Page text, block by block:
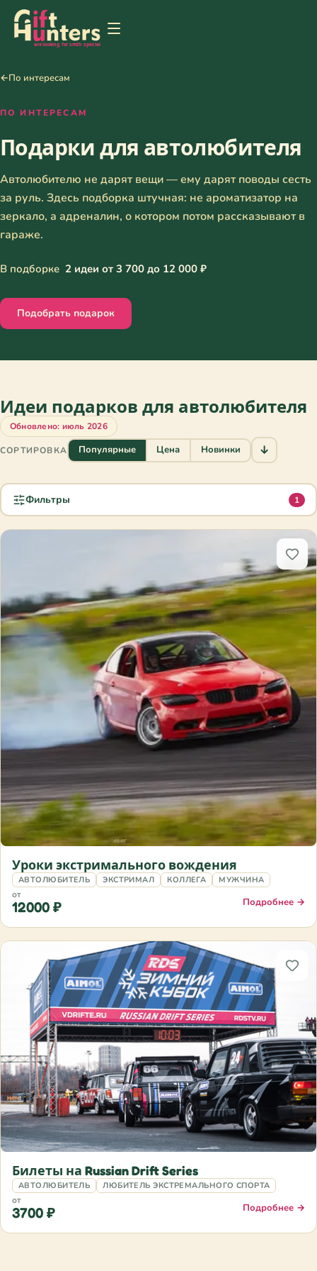
←По интересам
ПО ИНТЕРЕСАМ
Подарки для автолюбителя
Автолюбителю не дарят вещи — ему дарят поводы сесть
за руль. Здесь подборка штучная: не ароматизатор на
зеркало, а адреналин, о котором потом рассказывают в
гараже.
В подборке 2 идеи от 3 700 до 12 000 ₽
Подобрать подарок
Идеи подарков для автолюбителя
Обновлено: июль 2026
СОРТИРОВКА Популярные Цена Новинки ↓
Фильтры 1
Уроки экстримального вождения
АВТОЛЮБИТЕЛЬ ЭКСТРИМАЛ КОЛЛЕГА МУЖЧИНА
от
12000 ₽ Подробнее →
Билеты на Russian Drift Series
АВТОЛЮБИТЕЛЬ ЛЮБИТЕЛЬ ЭКСТРЕМАЛЬНОГО СПОРТА
от
3700 ₽ Подробнее →